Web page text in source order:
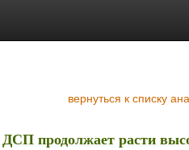
вернуться к списку
ДСП продолжает расти